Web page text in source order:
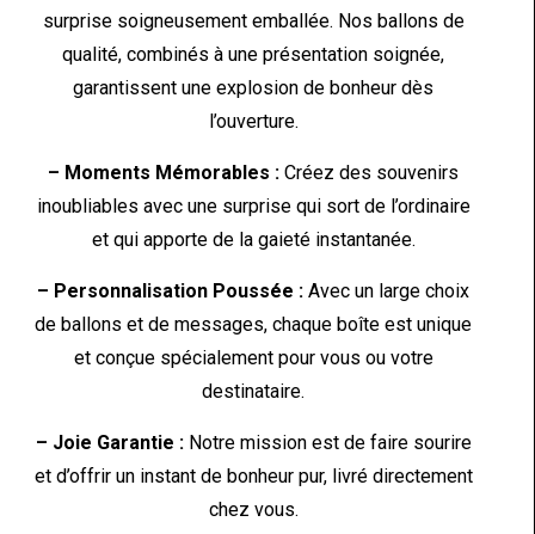
surprise soigneusement emballée. Nos ballons de
qualité, combinés à une présentation soignée,
garantissent une explosion de bonheur dès
l’ouverture.
– Moments Mémorables : Créez des souvenirs
inoubliables avec une surprise qui sort de l’ordinaire
et qui apporte de la gaieté instantanée.
– Personnalisation Poussée : Avec un large choix
de ballons et de messages, chaque boîte est unique
et conçue spécialement pour vous ou votre
destinataire.
– Joie Garantie :Notre mission est de faire sourire
et d’offrir un instant de bonheur pur, livré directement
chez vous.